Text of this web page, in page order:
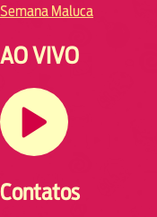
Semana Maluca
AO VIVO
Contatos